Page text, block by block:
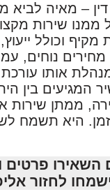
– מאיה לביא
שירות
וכולל ייעוץ,
נוחים,
אותו עורכת
המגיעים בין
ממתן שירות
היא תשמח
השאירו פרטים
לחזור